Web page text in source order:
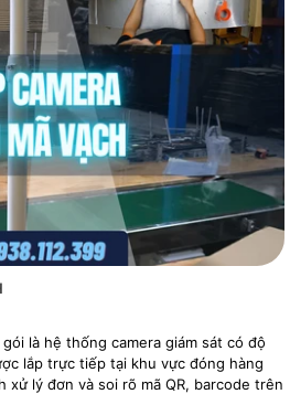
là hệ thống camera giám sát có độ
lắp trực tiếp tại khu vực đóng hàng
xử lý đơn và soi rõ mã QR, barcode trên